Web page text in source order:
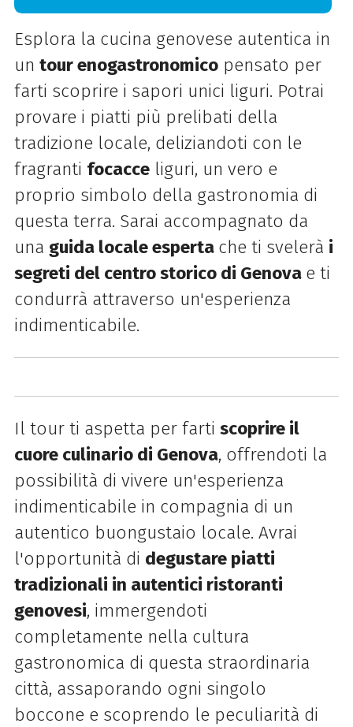
Esplora la cucina genovese autentica in
un tour enogastronomicopensato per
farti scoprire i sapori unici liguri. Potrai
provare i piatti più prelibati della
tradizione locale, deliziandoti con le
fragranti focacceliguri, un vero e
proprio simbolo della gastronomia di
questa terra. Sarai accompagnato da
una guida locale esperta che ti svelerà i
segreti del centro storico di Genova e ti
condurrà attraverso un'esperienza
indimenticabile.
Il tour ti aspetta per farti scoprire il
cuore culinario di Genova, offrendoti la
possibilità di vivere un'esperienza
indimenticabile in compagnia di un
autentico buongustaio locale. Avrai
l'opportunità di degustare piatti
tradizionali in autentici ristoranti
genovesi, immergendoti
completamente nella cultura
gastronomica di questa straordinaria
città, assaporando ogni singolo
boccone e scoprendo le peculiarità di